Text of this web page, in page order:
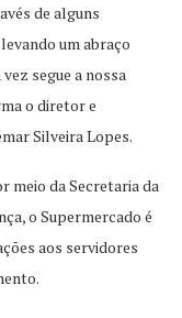
de alguns
um abraço
segue a nossa
o diretor e
Silveira Lopes.
meio da Secretaria da
o Supermercado é
aos servidores